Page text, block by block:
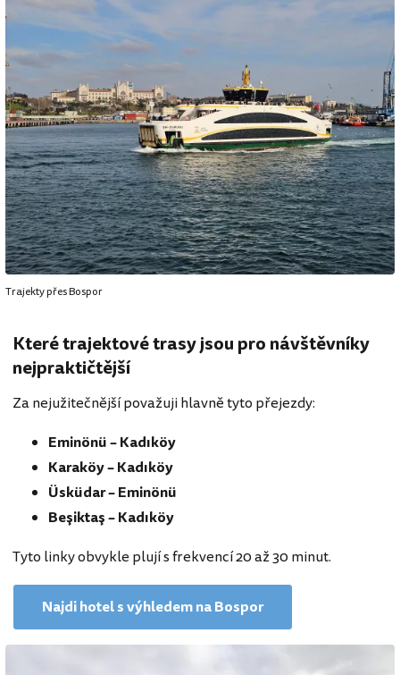
Trajekty přes Bospor
Které trajektové trasy jsou pro návštěvníky
nejpraktičtější
Za nejužitečnější považuji hlavně tyto přejezdy:
Eminönü – Kadıköy
Karaköy – Kadıköy
Üsküdar – Eminönü
Beşiktaş – Kadıköy
Tyto linky obvykle plují s frekvencí 20 až 30 minut.
Najdi hotel s výhledem na Bospor